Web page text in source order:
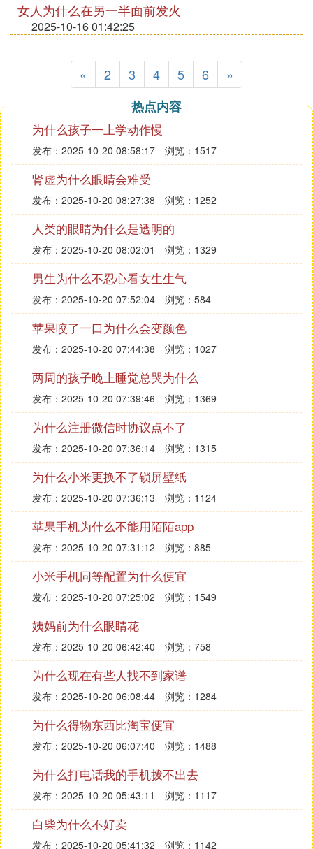
女人为什么在另一半面前发火
2025-10-16 01:42:25
« 2 3 4 5 6
»
热点内容
为什么孩子一上学动作慢
发布：2025-10-20 08:58:17 浏览：1517
肾虚为什么眼睛会难受
发布：2025-10-20 08:27:38 浏览：1252
人类的眼睛为什么是透明的
发布：2025-10-20 08:02:01 浏览：1329
男生为什么不忍心看女生生气
发布：2025-10-20 07:52:04 浏览：584
苹果咬了一口为什么会变颜色
发布：2025-10-20 07:44:38 浏览：1027
两周的孩子晚上睡觉总哭为什么
发布：2025-10-20 07:39:46 浏览：1369
为什么注册微信时协议点不了
发布：2025-10-20 07:36:14 浏览：1315
为什么小米更换不了锁屏壁纸
发布：2025-10-20 07:36:13 浏览：1124
苹果手机为什么不能用陌陌app
发布：2025-10-20 07:31:12 浏览：885
小米手机同等配置为什么便宜
发布：2025-10-20 07:25:02 浏览：1549
姨妈前为什么眼睛花
发布：2025-10-20 06:42:40 浏览：758
为什么现在有些人找不到家谱
发布：2025-10-20 06:08:44 浏览：1284
为什么得物东西比淘宝便宜
发布：2025-10-20 06:07:40 浏览：1488
为什么打电话我的手机拨不出去
发布：2025-10-20 05:43:11 浏览：1117
白柴为什么不好卖
发布：2025-10-20 05:41:32 浏览：1142